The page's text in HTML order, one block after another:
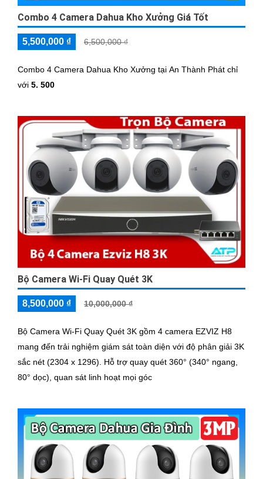
Combo 4 Camera Dahua Kho Xưởng Giá Tốt
5,500,000 ₫ 6,500,000 ₫
Combo 4 Camera Dahua Kho Xưởng tại An Thành Phát chỉ
với 5. 500
Bộ Camera Wi-Fi Quay Quét 3K
8,500,000 ₫ 10,000,000 ₫
Bộ Camera Wi-Fi Quay Quét 3K gồm 4 camera EZVIZ H8
mang đến trải nghiệm giám sát toàn diện với độ phân giải 3K
sắc nét (2304 x 1296). Hỗ trợ quay quét 360° (340° ngang,
80° dọc), quan sát linh hoạt mọi góc